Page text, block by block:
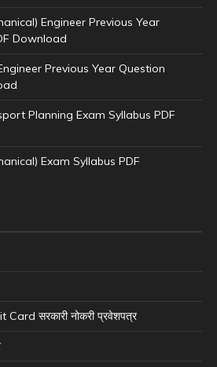
Engineer Previous Year
Download
Previous Year Question
Planning Exam Syllabus PDF
Exam Syllabus PDF
सरकारी नोकरी प्रवेशपत्र